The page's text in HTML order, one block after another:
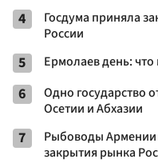
4
Госдума приняла
России
5 Ермолаев день: что
6
Одно государство
Осетии и Абхазии
7
Рыбоводы Армении
закрытия рынка